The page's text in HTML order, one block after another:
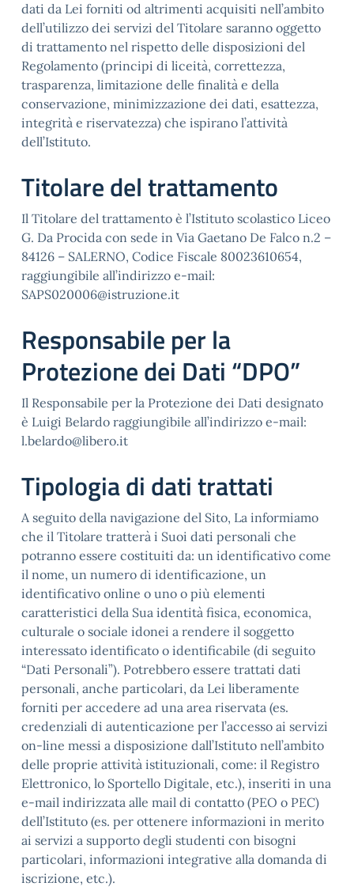
dati da Lei forniti od altrimenti acquisiti nell’ambito
dell’utilizzo dei servizi del Titolare saranno oggetto
di trattamento nel rispetto delle disposizioni del
Regolamento (principi di liceità, correttezza,
trasparenza, limitazione delle finalità e della
conservazione, minimizzazione dei dati, esattezza,
integrità e riservatezza) che ispirano l’attività
dell’Istituto.
Titolare del trattamento
Il Titolare del trattamento è l’Istituto scolastico Liceo
G. Da Procida con sede in Via Gaetano De Falco n.2 –
84126 – SALERNO, Codice Fiscale 80023610654,
raggiungibile all’indirizzo e-mail:
SAPS020006@istruzione.it
Responsabile per la
Protezione dei Dati “DPO”
Il Responsabile per la Protezione dei Dati designato
è Luigi Belardo raggiungibile all’indirizzo e-mail:
l.belardo@libero.it
Tipologia di dati trattati
A seguito della navigazione del Sito, La informiamo
che il Titolare tratterà i Suoi dati personali che
potranno essere costituiti da: un identificativo come
il nome, un numero di identificazione, un
identificativo online o uno o più elementi
caratteristici della Sua identità fisica, economica,
culturale o sociale idonei a rendere il soggetto
interessato identificato o identificabile (di seguito
“Dati Personali”). Potrebbero essere trattati dati
personali, anche particolari, da Lei liberamente
forniti per accedere ad una area riservata (es.
credenziali di autenticazione per l’accesso ai servizi
on-line messi a disposizione dall’Istituto nell’ambito
delle proprie attività istituzionali, come: il Registro
Elettronico, lo Sportello Digitale, etc.), inseriti in una
e-mail indirizzata alle mail di contatto (PEO o PEC)
dell’Istituto (es. per ottenere informazioni in merito
ai servizi a supporto degli studenti con bisogni
particolari, informazioni integrative alla domanda di
iscrizione, etc.).